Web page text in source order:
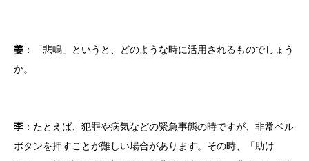
姜 ：「悲鳴」というと、どのような時に活用されるものでしょう
か。
李 ：たとえば、犯罪や病気などの緊急事態の時ですが、非常ベル
ボタンを押すことが難しい場合があります。その時、「助け